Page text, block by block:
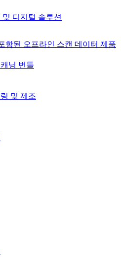
디지털 솔루션
함된 오프라인 스캔 데이터 제품
닝 번들
및 제조